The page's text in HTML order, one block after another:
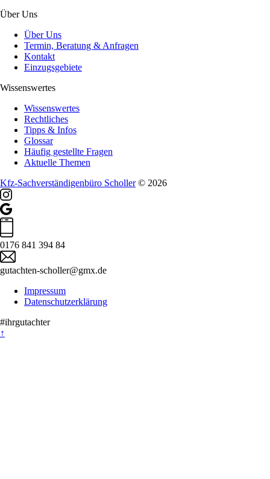
Über Uns
Über Uns
Termin, Beratung & Anfragen
Kontakt
Einzugsgebiete
Wissenswertes
Wissenswertes
Rechtliches
Tipps & Infos
Glossar
Häufig gestellte Fragen
Aktuelle Themen
Kfz-Sachverständigenbüro Scholler© 2026
0176 841 394 84
gutachten-scholler@gmx.de
Impressum
Datenschutzerklärung
#ihrgutachter
↑